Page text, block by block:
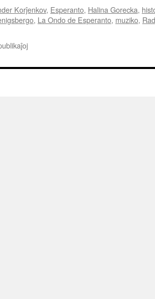
Korĵenkov, Esperanto, Halina Gorecka,
, La Ondo de Esperanto, muziko,